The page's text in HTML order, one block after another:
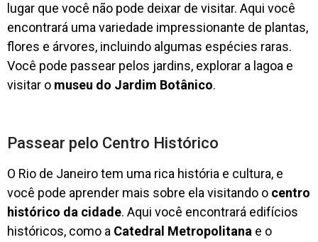
lugar que você não pode deixar de visitar. Aqui você
encontrará uma variedade impressionante de plantas,
flores e árvores, incluindo algumas espécies raras.
Você pode passear pelos jardins, explorar a lagoa e
visitar o museu do Jardim Botânico.
Passear pelo Centro Histórico
O Rio de Janeiro tem uma rica história e cultura, e
você pode aprender mais sobre ela visitando o centro
histórico da cidade. Aqui você encontrará edifícios
históricos, como a Catedral Metropolitana e o